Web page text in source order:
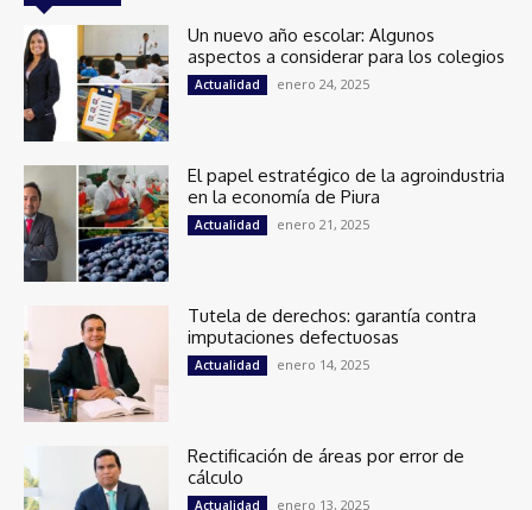
Un nuevo año escolar: Algunos
aspectos a considerar para los colegios
Actualidad enero 24, 2025
El papel estratégico de la agroindustria
en la economía de Piura
Actualidad enero 21, 2025
Tutela de derechos: garantía contra
imputaciones defectuosas
Actualidad enero 14, 2025
Rectificación de áreas por error de
cálculo
Actualidad enero 13, 2025